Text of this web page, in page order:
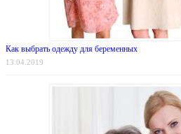
Как выбрать одежду для беременных
13.04.2019